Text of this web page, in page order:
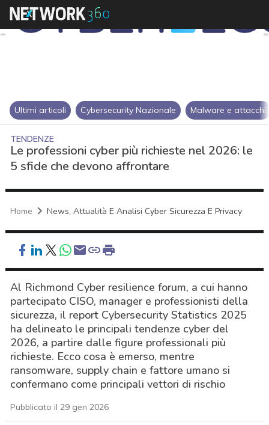
Ultimi articoli Cybersecurity Nazionale Malware e attacchi
TENDENZE
Le professioni cyber più richieste nel 2026: le
5 sfide che devono affrontare
Home News, Attualità E Analisi Cyber Sicurezza E Privacy
Al Richmond Cyber resilience forum, a cui hanno
partecipato CISO, manager e professionisti della
sicurezza, il report Cybersecurity Statistics 2025
ha delineato le principali tendenze cyber del
2026, a partire dalle figure professionali più
richieste. Ecco cosa è emerso, mentre
ransomware, supply chain e fattore umano si
confermano come principali vettori di rischio
Pubblicato il 29 gen 2026